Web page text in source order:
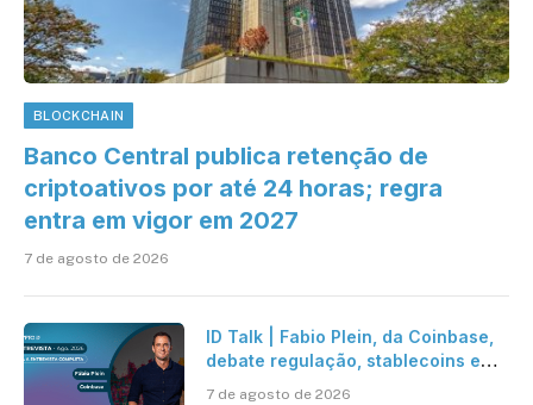
BLOCKCHAIN
Banco Central publica retenção de
criptoativos por até 24 horas; regra
entra em vigor em 2027
7 de agosto de 2026
ID Talk | Fabio Plein, da Coinbase,
debate regulação, stablecoins e
7 de agosto de 2026